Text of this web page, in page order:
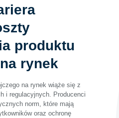
produktu
rynek
na rynek wiąże się z
i regulacyjnych. Producenci
norm, które mają
oraz ochronę